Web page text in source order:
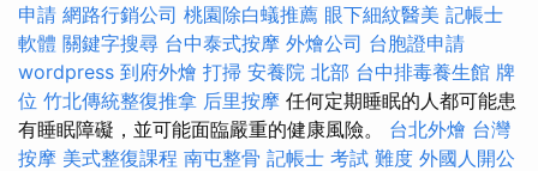
申請 網路行銷公司 桃園除白蟻推薦 眼下細紋醫美 記帳士
軟體 關鍵字搜尋 台中泰式按摩 外燴公司 台胞證申請
wordpress 到府外燴 打掃 安養院 北部 台中排毒養生館 牌
位 竹北傳統整復推拿 后里按摩 任何定期睡眠的人都可能患
有睡眠障礙，並可能面臨嚴重的健康風險。 台北外燴 台灣
按摩 美式整復課程 南屯整骨 記帳士 考試 難度 外國人開公